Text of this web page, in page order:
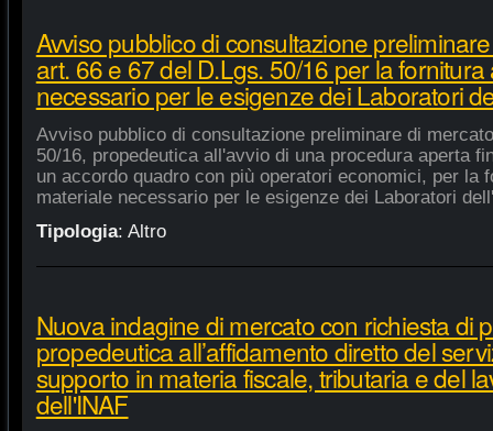
Avviso pubblico di consultazione
art. 66 e 67 del D.Lgs. 50/16 per la
necessario per le esigenze dei Laboratori
Avviso pubblico di consultazione preliminare di
50/16, propedeutica all'avvio di una procedura aperta
un accordo quadro con più operatori economici, per la
materiale necessario per le esigenze dei Laboratori
Tipologia: Altro
Nuova indagine di mercato con richiesta di
propedeutica all’affidamento diretto del
supporto in materia fiscale, tributaria e del
dell'INAF